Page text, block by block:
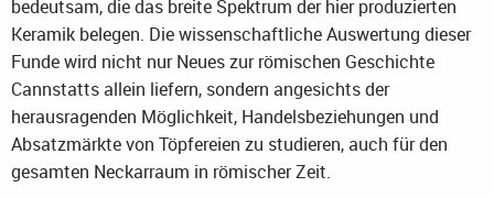
bedeutsam, die das breite Spektrum der hier produzierten
Keramik belegen. Die wissenschaftliche Auswertung dieser
Funde wird nicht nur Neues zur römischen Geschichte
Cannstatts allein liefern, sondern angesichts der
herausragenden Möglichkeit, Handelsbeziehungen und
Absatzmärkte von Töpfereien zu studieren, auch für den
gesamten Neckarraum in römischer Zeit.